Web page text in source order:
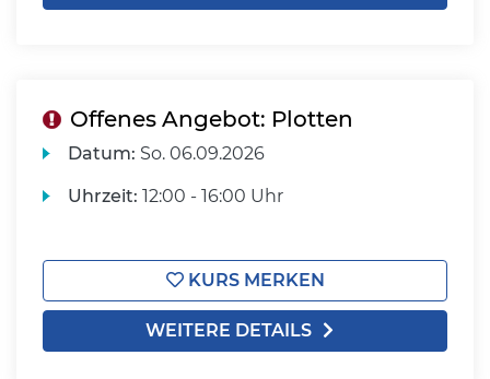
Offenes Angebot: Plotten
Datum: So. 06.09.2026
Uhrzeit: 12:00 - 16:00 Uhr
KURS MERKEN
WEITERE DETAILS